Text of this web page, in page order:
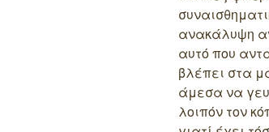
ανακάλυψη
αυτό που
βλέπει στα
άμεσα να
λοιπόν τον